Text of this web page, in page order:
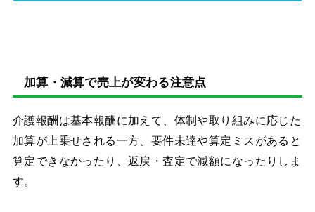
加算・減算で売上が変わる注意点
介護報酬は基本報酬に加えて、体制や取り組みに応じた
加算が上乗せされる一方、要件未達や算定ミスがあると
算定できなかったり、返戻・査定で減額になったりしま
す。